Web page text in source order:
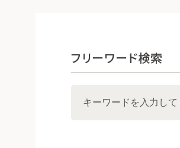
フリーワード検索